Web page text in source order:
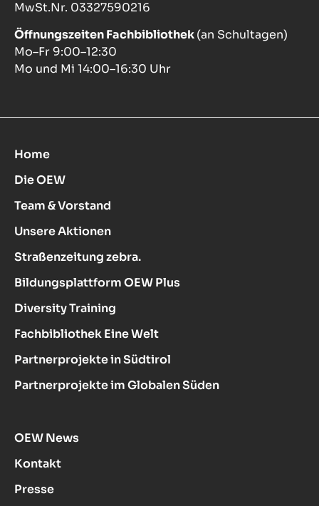
MwSt.Nr. 03327590216
Öffnungszeiten Fachbibliothek(an Schultagen)
Mo–Fr 9:00–12:30
Mo und Mi 14:00–16:30 Uhr
Home
Die OEW
Team & Vorstand
Unsere Aktionen
Straßenzeitung zebra.
Bildungsplattform OEW Plus
Diversity Training
Fachbibliothek Eine Welt
Partnerprojekte in Südtirol
Partnerprojekte im Globalen Süden
OEW News
Kontakt
Presse